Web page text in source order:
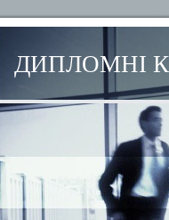
ДИПЛОМНІ